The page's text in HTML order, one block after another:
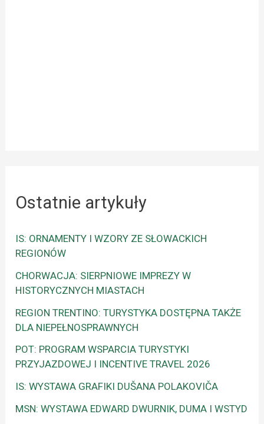
Ostatnie artykuły
IS: ORNAMENTY I WZORY ZE SŁOWACKICH
REGIONÓW
CHORWACJA: SIERPNIOWE IMPREZY W
HISTORYCZNYCH MIASTACH
REGION TRENTINO: TURYSTYKA DOSTĘPNA TAKŻE
DLA NIEPEŁNOSPRAWNYCH
POT: PROGRAM WSPARCIA TURYSTYKI
PRZYJAZDOWEJ I INCENTIVE TRAVEL 2026
IS: WYSTAWA GRAFIKI DUŠANA POLAKOVIČA
MSN: WYSTAWA EDWARD DWURNIK, DUMA I WSTYD